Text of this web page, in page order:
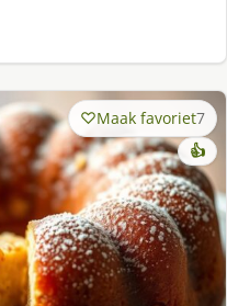
Maak favoriet7
👍